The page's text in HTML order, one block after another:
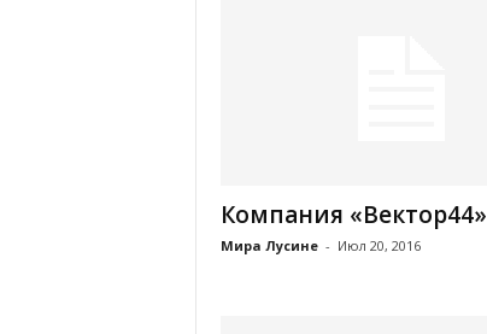
Компания «Вектор44»
Мира Лусине - Июл 20, 2016